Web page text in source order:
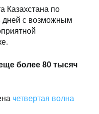
Казахстана по
дней с возможным
более 80 тысяч
четвертая волна